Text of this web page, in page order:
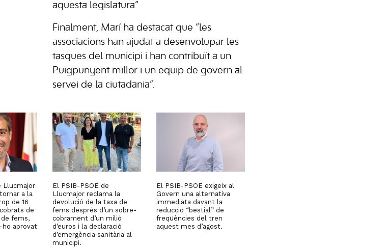
aquesta legislatura”
Finalment, Marí ha destacat que “les
associacions han ajudat a desenvolupar les
tasques del municipi i han contribuït a un
Puigpunyent millor i un equip de govern al
servei de la ciutadania”.
Llucmajor
a la
de 16
de
fems,
ho aprovat
El PSIB-PSOE de
Llucmajor reclama la
devolució de la taxa de
fems després d’un sobre-
cobrament d’un milió
d’euros i la declaració
d’emergència sanitària al
municipi.
El PSIB-PSOE exigeix al
Govern una alternativa
immediata davant la
reducció “bestial” de
freqüències del tren
aquest mes d’agost.